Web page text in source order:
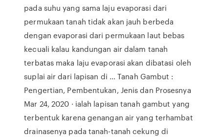
pada suhu yang sama laju evaporasi dari
permukaan tanah tidak akan jauh berbeda
dengan evaporasi dari permukaan laut bebas
kecuali kalau kandungan air dalam tanah
terbatas maka laju evaporasi akan dibatasi oleh
suplai air dari lapisan di … Tanah Gambut :
Pengertian, Pembentukan, Jenis dan Prosesnya
Mar 24, 2020 · ialah lapisan tanah gambut yang
terbentuk karena genangan air yang terhambat
drainasenya pada tanah-tanah cekung di